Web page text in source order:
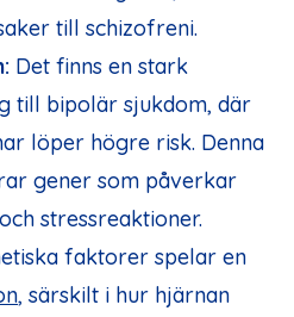
till schizofreni.
Det finns en stark
till bipolär sjukdom, där
löper högre risk. Denna
gener som påverkar
stressreaktioner.
faktorer spelar en
, särskilt i hur hjärnan